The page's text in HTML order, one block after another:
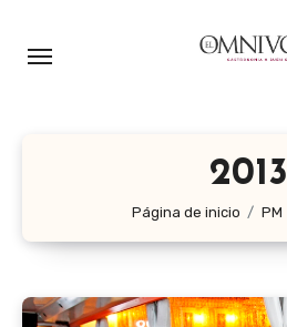
2013
Página de inicio PM